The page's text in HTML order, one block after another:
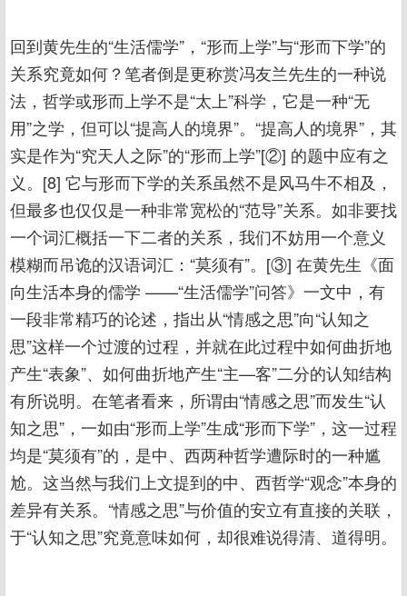
回到黄先生的“生活儒学”，“形而上学”与“形而下学”的
关系究竟如何？笔者倒是更称赏冯友兰先生的一种说
法，哲学或形而上学不是“太上”科学，它是一种“无
用”之学，但可以“提高人的境界”。“提高人的境界”，其
实是作为“究天人之际”的“形而上学”[②] 的题中应有之
义。[8] 它与形而下学的关系虽然不是风马牛不相及，
但最多也仅仅是一种非常宽松的“范导”关系。如非要找
一个词汇概括一下二者的关系，我们不妨用一个意义
模糊而吊诡的汉语词汇：“莫须有”。[③] 在黄先生《面
向生活本身的儒学 ——“生活儒学”问答》一文中，有
一段非常精巧的论述，指出从“情感之思”向“认知之
思”这样一个过渡的过程，并就在此过程中如何曲折地
产生“表象”、如何曲折地产生“主—客”二分的认知结构
有所说明。在笔者看来，所谓由“情感之思”而发生“认
知之思”，一如由“形而上学”生成“形而下学”，这一过程
均是“莫须有”的，是中、西两种哲学遭际时的一种尴
尬。这当然与我们上文提到的中、西哲学“观念”本身的
差异有关系。“情感之思”与价值的安立有直接的关联，
于“认知之思”究竟意味如何，却很难说得清、道得明。